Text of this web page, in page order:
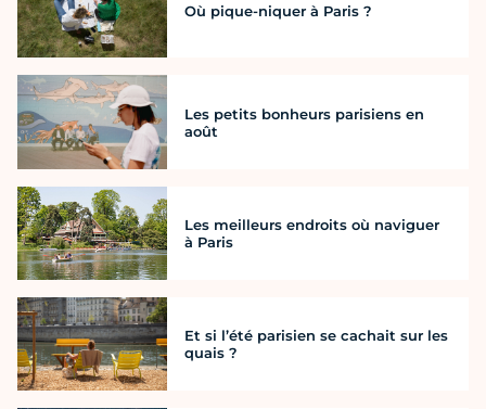
Où pique-niquer à Paris ?
Les petits bonheurs parisiens en
août
Les meilleurs endroits où naviguer
à Paris
Et si l’été parisien se cachait sur les
quais ?